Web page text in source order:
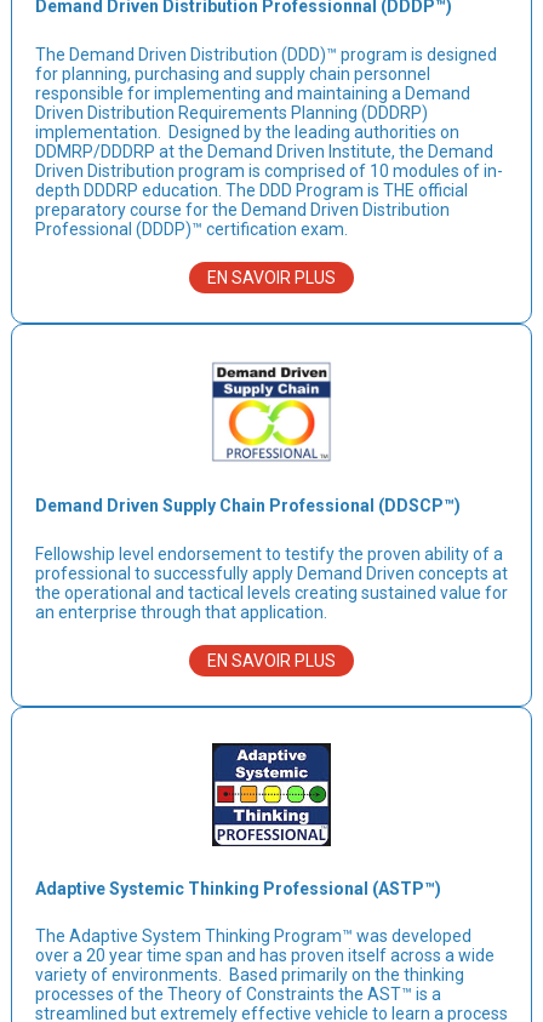
Demand Driven Distribution Professionnal (DDDP™)
The Demand Driven Distribution (DDD)™ program is designed
for planning, purchasing and supply chain personnel
responsible for implementing and maintaining a Demand
Driven Distribution Requirements Planning (DDDRP)
implementation. Designed by the leading authorities on
DDMRP/DDDRP at the Demand Driven Institute, the Demand
Driven Distribution program is comprised of 10 modules of in-
depth DDDRP education. The DDD Program is THE official
preparatory course for the Demand Driven Distribution
Professional (DDDP)™ certification exam.
EN SAVOIR PLUS
Demand Driven Supply Chain Professional (DDSCP™)
Fellowship level endorsement to testify the proven ability of a
professional to successfully apply Demand Driven concepts at
the operational and tactical levels creating sustained value for
an enterprise through that application.
EN SAVOIR PLUS
Adaptive Systemic Thinking Professional (ASTP™)
The Adaptive System Thinking Program™ was developed
over a 20 year time span and has proven itself across a wide
variety of environments. Based primarily on the thinking
processes of the Theory of Constraints the AST™ is a
streamlined but extremely effective vehicle to learn a process